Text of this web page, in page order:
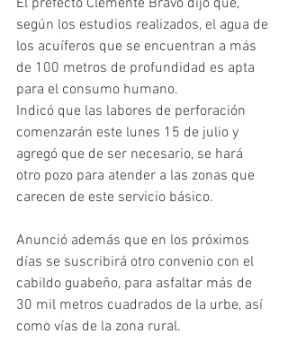
El prefecto Clemente Bravo dijo que,
según los estudios realizados, el agua de
los acuíferos que se encuentran a más
de 100 metros de profundidad es apta
para el consumo humano.
Indicó que las labores de perforación
comenzarán este lunes 15 de julio y
agregó que de ser necesario, se hará
otro pozo para atender a las zonas que
carecen de este servicio básico.
Anunció además que en los próximos
días se suscribirá otro convenio con el
cabildo guabeño, para asfaltar más de
30 mil metros cuadrados de la urbe, así
como vías de la zona rural.